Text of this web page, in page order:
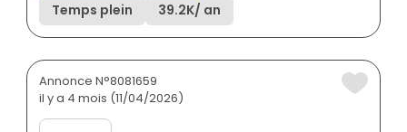
Temps plein
39.2K/ an
Annonce N°8081659
il y a 4 mois (11/04/2026)